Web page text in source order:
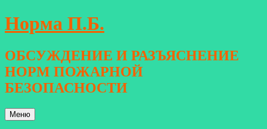
Перейти
к
Норма П.Б.
ОБСУЖДЕНИЕ И РАЗЪЯСНЕНИЕ
НОРМ ПОЖАРНОЙ
БЕЗОПАСНОСТИ
Меню